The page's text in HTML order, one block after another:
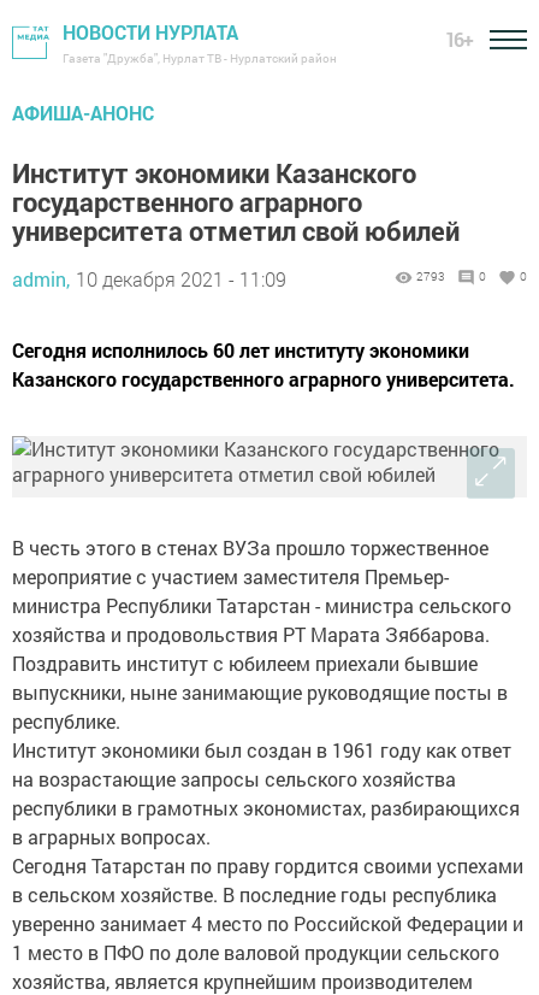
НОВОСТИ НУРЛАТА
Газета "Дружба", Нурлат ТВ - Нурлатский район
16+
АФИША-АНОНС
Институт экономики Казанского
государственного аграрного
университета отметил свой юбилей
admin, 10 декабря 2021 - 11:09 2793 0 0
Сегодня исполнилось 60 лет институту экономики
Казанского государственного аграрного университета.
В честь этого в стенах ВУЗа прошло торжественное
мероприятие с участием заместителя Премьер-
министра Республики Татарстан - министра сельского
хозяйства и продовольствия РТ Марата Зяббарова.
Поздравить институт с юбилеем приехали бывшие
выпускники, ныне занимающие руководящие посты в
республике.
Институт экономики был создан в 1961 году как ответ
на возрастающие запросы сельского хозяйства
республики в грамотных экономистах, разбирающихся
в аграрных вопросах.
Сегодня Татарстан по праву гордится своими успехами
в сельском хозяйстве. В последние годы республика
уверенно занимает 4 место по Российской Федерации и
1 место в ПФО по доле валовой продукции сельского
хозяйства, является крупнейшим производителем